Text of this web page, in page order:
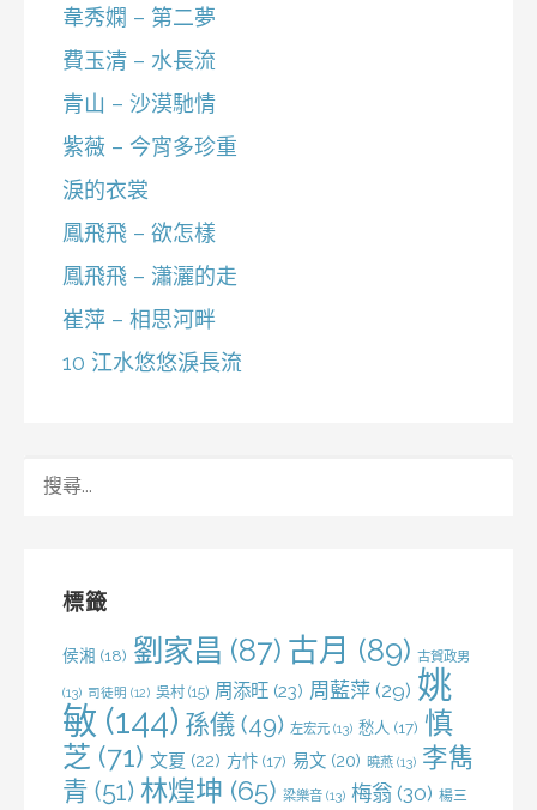
韋秀嫻 – 第二夢
費玉清 – 水長流
青山 – 沙漠馳情
紫薇 – 今宵多珍重
淚的衣裳
鳳飛飛 – 欲怎樣
鳳飛飛 – 瀟灑的走
崔萍 – 相思河畔
10 江水悠悠淚長流
標籤
侯湘 (18) 劉家昌 (87) 古月 (89) 古賀政男
(13) 司徒明 (12) 吳村 (15) 周添旺 (23) 周藍萍 (29) 姚
敏 (144) 孫儀 (49) 左宏元 (13) 愁人 (17) 慎
芝 (71) 文夏 (22) 方忭 (17) 易文 (20) 曉燕 (13) 李雋
青 (51) 林煌坤 (65) 梁樂音 (13) 梅翁 (30) 楊三